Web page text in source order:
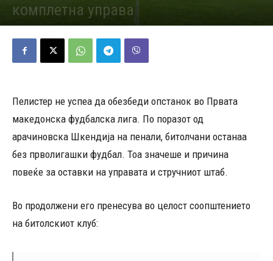
комплетна управа
Објавено од Д.Т. - 01/06/2026 364
Пелистер не успеа да обезбеди опстанок во Првата
македонска фудбалска лига. По поразот од
арачиновска Шкендија на пенали, битолчани останаа
без прволигашки фудбал. Тоа значеше и причина
повеќе за оставки на управата и стручниот штаб.
Во продолжени его пренесува во целост соопштението
на битолскиот клуб: